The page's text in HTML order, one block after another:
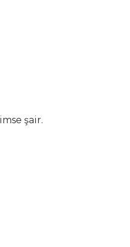
şair.